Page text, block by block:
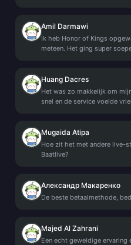
Amil Darmawi
Ik heb Honor of Kings
meteen. Het ging super
Huang Dacres
Het was zo makkelijk om
snel en de service voelde
Mugaida Atipa
Hoe zit het met andere live-
Baatlive?
Александр Макаренко
De beste betaalmethode,
Majed Al Zahrani
Een echt geweldige